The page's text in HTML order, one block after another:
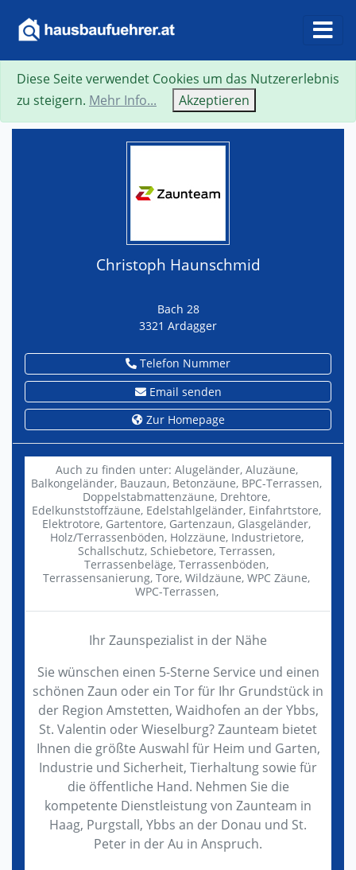
Suche Neue Suche Zurück
Christoph Haunschmid
Bach 28
3321 Ardagger
Telefon Nummer
Email senden
Zur Homepage
Auch zu finden unter: Alugeländer, Aluzäune,
Balkongeländer, Bauzaun, Betonzäune, BPC-Terrassen,
Doppelstabmattenzäune, Drehtore,
Edelkunststoffzäune, Edelstahlgeländer, Einfahrtstore,
Elektrotore, Gartentore, Gartenzaun, Glasgeländer,
Holz/Terrassenböden, Holzzäune, Industrietore,
Schallschutz, Schiebetore, Terrassen,
Terrassenbeläge, Terrassenböden,
Terrassensanierung, Tore, Wildzäune, WPC Zäune,
WPC-Terrassen,
Ihr Zaunspezialist in der Nähe
Sie wünschen einen 5-Sterne Service und einen
schönen Zaun oder ein Tor für Ihr Grundstück in
der Region Amstetten, Waidhofen an der Ybbs,
St. Valentin oder Wieselburg? Zaunteam bietet
Ihnen die größte Auswahl für Heim und Garten,
Industrie und Sicherheit, Tierhaltung sowie für
die öffentliche Hand. Nehmen Sie die
kompetente Dienstleistung von Zaunteam in
Haag, Purgstall, Ybbs an der Donau und St.
Peter in der Au in Anspruch.
Diese Seite verwendet Cookies um das Nutzererlebnis
zu steigern. Mehr Info... Akzeptieren